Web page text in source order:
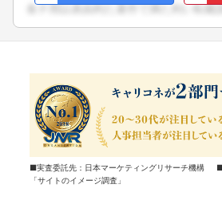
■実査委託先：日本マーケティングリサーチ機構
「サイトのイメージ調査」